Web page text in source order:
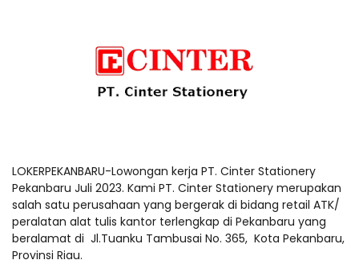
LOKERPEKANBARU-Lowongan kerja PT. Cinter Stationery
Pekanbaru Juli 2023. Kami PT. Cinter Stationery merupakan
salah satu perusahaan yang bergerak di bidang retail ATK/
peralatan alat tulis kantor terlengkap di Pekanbaru yang
beralamat di Jl.Tuanku Tambusai No. 365, Kota Pekanbaru,
Provinsi Riau.